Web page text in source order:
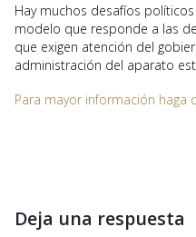
Hay muchos desafíos
modelo que responde a las
que exigen atención del
administración del aparato
Para mayor información haga
Deja una respuesta